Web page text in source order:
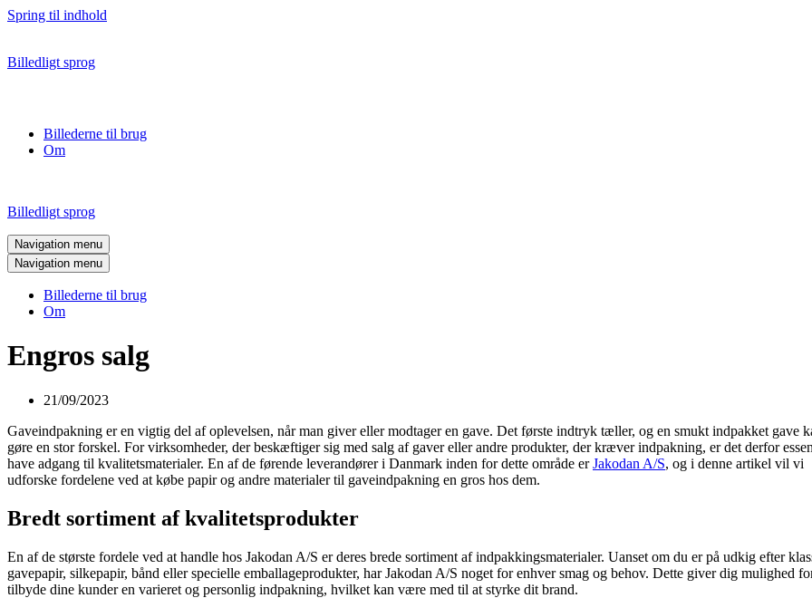
Spring til indhold
Billedligt sprog
Billederne til brug
Om
Billedligt sprog
Navigation menu
Navigation menu
Billederne til brug
Om
Engros salg
21/09/2023
Gaveindpakning er en vigtig del af oplevelsen, når man giver eller modtager en gave. Det første indtryk tæller, og en smukt indpakket gave
gøre en stor forskel. For virksomheder, der beskæftiger sig med salg af gaver eller andre produkter, der kræver indpakning, er det derfor
have adgang til kvalitetsmaterialer. En af de førende leverandører i Danmark inden for dette område erJakodan A/S, og i denne artikel vil vi
udforske fordelene ved at købe papir og andre materialer til gaveindpakning en gros hos dem.
Bredt sortiment af kvalitetsprodukter
En af de største fordele ved at handle hos Jakodan A/S er deres brede sortiment af indpakkingsmaterialer. Uanset om du er på udkig efter
gavepapir, silkepapir, bånd eller specielle emballageprodukter, har Jakodan A/S noget for enhver smag og behov. Dette giver dig mulighed
tilbyde dine kunder en varieret og personlig indpakning, hvilket kan være med til at styrke dit brand.